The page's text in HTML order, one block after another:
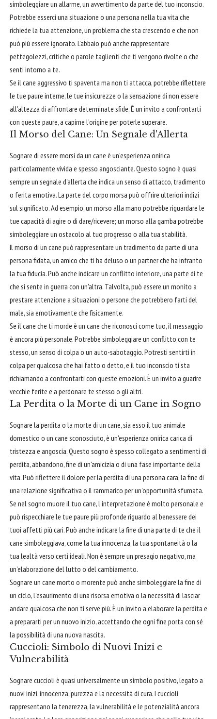
simboleggiare un allarme, un avvertimento da parte del tuo inconscio.
Potrebbe esserci una situazione o una persona nella tua vita che
richiede la tua attenzione, un problema che sta crescendo e che non
può più essere ignorato. L'abbaio può anche rappresentare
pettegolezzi, critiche o parole taglienti che ti vengono rivolte o che
senti intorno a te.
Se il cane aggressivo ti spaventa ma non ti attacca, potrebbe riflettere
le tue paure interne, le tue insicurezze o la sensazione di non essere
all'altezza di affrontare determinate sfide. È un invito a confrontarti
con queste paure, a capirne l'origine per poterle superare.
Il Morso del Cane: Un Segnale d'Allerta
Sognare di essere morsi da un cane è un'esperienza onirica
particolarmente vivida e spesso angosciante. Questo sogno è quasi
sempre un segnale d'allerta che indica un senso di attacco, tradimento
o ferita emotiva. La parte del corpo morsa può offrire ulteriori indizi
sul significato. Ad esempio, un morso alla mano potrebbe riguardare le
tue capacità di agire o di dare/ricevere; un morso alla gamba potrebbe
simboleggiare un ostacolo al tuo progresso o alla tua stabilità.
Il morso di un cane può rappresentare un tradimento da parte di una
persona fidata, un amico che ti ha deluso o un partner che ha infranto
la tua fiducia. Può anche indicare un conflitto interiore, una parte di te
che si sente in guerra con un'altra. Talvolta, può essere un monito a
prestare attenzione a situazioni o persone che potrebbero farti del
male, sia emotivamente che fisicamente.
Se il cane che ti morde è un cane che riconosci come tuo, il messaggio
è ancora più personale. Potrebbe simboleggiare un conflitto con te
stesso, un senso di colpa o un auto-sabotaggio. Potresti sentirti in
colpa per qualcosa che hai fatto o detto, e il tuo inconscio ti sta
richiamando a confrontarti con queste emozioni. È un invito a guarire
vecchie ferite e a perdonare te stesso o gli altri.
La Perdita o la Morte di un Cane in Sogno
Sognare la perdita o la morte di un cane, sia esso il tuo animale
domestico o un cane sconosciuto, è un'esperienza onirica carica di
tristezza e angoscia. Questo sogno è spesso collegato a sentimenti di
perdita, abbandono, fine di un'amicizia o di una fase importante della
vita. Può riflettere il dolore per la perdita di una persona cara, la fine di
una relazione significativa o il rammarico per un'opportunità sfumata.
Se nel sogno muore il tuo cane, l'interpretazione è molto personale e
può rispecchiare le tue paure più profonde riguardo al benessere dei
tuoi affetti più cari. Può anche indicare la fine di una parte di te che il
cane simboleggiava, come la tua innocenza, la tua spontaneità o la
tua lealtà verso certi ideali. Non è sempre un presagio negativo, ma
un'elaborazione del lutto o del cambiamento.
Sognare un cane morto o morente può anche simboleggiare la fine di
un ciclo, l'esaurimento di una risorsa emotiva o la necessità di lasciar
andare qualcosa che non ti serve più. È un invito a elaborare la perdita e
a prepararti per un nuovo inizio, accettando che ogni fine porta con sé
la possibilità di una nuova nascita.
Cuccioli: Simbolo di Nuovi Inizi e
Vulnerabilità
Sognare cuccioli è quasi universalmente un simbolo positivo, legato a
nuovi inizi, innocenza, purezza e la necessità di cura. I cuccioli
rappresentano la tenerezza, la vulnerabilità e le potenzialità ancora